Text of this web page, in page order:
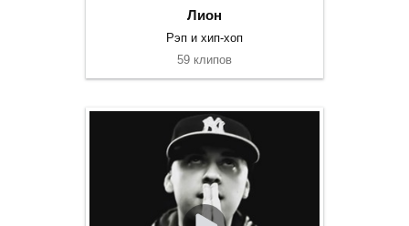
Лион
Рэп и хип-хоп
59 клипов